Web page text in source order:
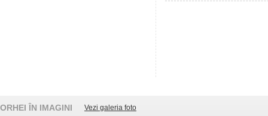
ORHEI ÎN IMAGINI Vezi galeria foto